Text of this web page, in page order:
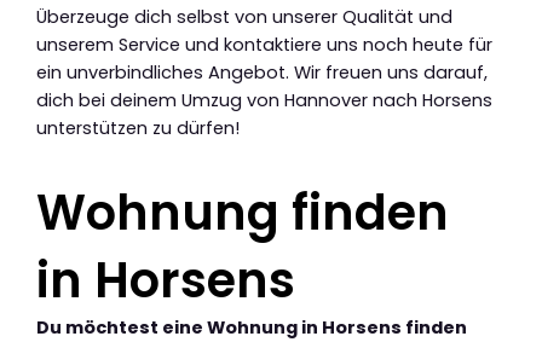
Überzeuge dich selbst von unserer Qualität und
unserem Service und kontaktiere uns noch heute für
ein unverbindliches Angebot. Wir freuen uns darauf,
dich bei deinem Umzug von Hannover nach Horsens
unterstützen zu dürfen!
Wohnung finden
in Horsens
Du möchtest eine Wohnung in Horsens finden